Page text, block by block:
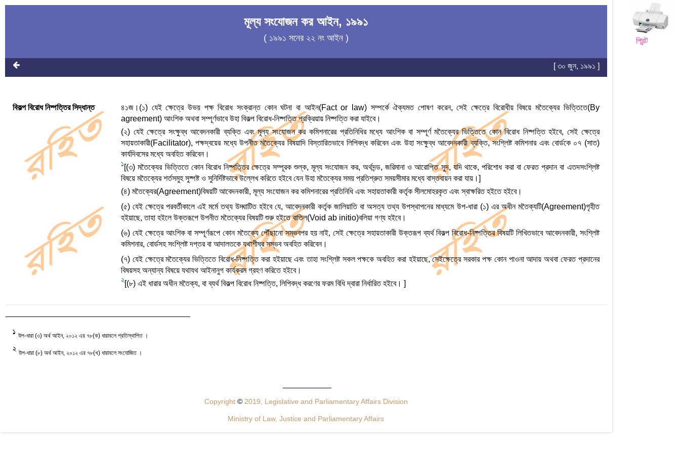
প্রিন্ট
মূল্য সংযোজন কর আইন, ১৯৯১
( ১৯৯১ সনের ২২ নং আইন )
[ ৩০ জুন, ১৯৯১ ]
বিকল্প বিরোধ নিষ্পত্তির সিদ্ধান্ত
৪১জ।(১) যেই ক্ষেত্রে উভয় পক্ষ বিরোধ সংক্রান্ত কোন ঘটনা বা আইন(Fact or law) সম্পর্কে ঐক্যমত পোষণ করেন, সেই ক্ষেত্রে বিরোধীয় বিষয়ে মতৈক্যের ভিত্তিতে(By
agreement) আংশিক অথবা সম্পূর্ণভাবে উহা বিকল্প বিরোধ-নিষ্পত্তি প্রক্রিয়ায় নিষ্পত্তি করা যাইবে।
(২) যেই ক্ষেত্রে সংক্ষুব্ধ আবেদনকারী ব্যক্তি এবং মূল্য সংযোজন কর কমিশনারের প্রতিনিধির মধ্যে আংশিক বা সম্পূর্ণ মতৈক্যের ভিত্তিতে কোন বিরোধ নিষ্পত্তি হইবে, সেই ক্ষেত্রে
সহায়তাকারী(Facilitator), পক্ষদ্বয়ের মধ্যে উপনীত মতৈক্যের বিষয়াদি বিস্তারিতভাবে লিপিবদ্ধ করিবেন এবং উহা সংক্ষুব্ধ আবেদনকারী ব্যক্তি, সংশ্লিষ্ট কমিশনার এবং বোর্ডকে ০৭ (সাত)
কার্যদিবসের মধ্যে অবহিত করিবেন।
1[(৩) মতৈক্যের ভিত্তিতে কোন বিরোধ নিষ্পত্তির ক্ষেত্রে সম্পূরক শুল্ক, মূল্য সংযোজন কর, অর্থদন্ড, জরিমানা ও আরোপিত সুদ, যদি থাকে, পরিশোধ করা বা ফেরত প্রদান বা এতদসংশ্লিষ্ট
বিষয়ে মতৈক্যের শর্তসমুহ সুষ্পষ্ট ও সুনির্দিষ্টভাবে উল্লেখ করিতে হইবে যেন উহা মতৈক্যের সময় প্রতিশ্রুত সময়সীমার মধ্যে বাস্তবায়ন করা যায়।]
(৪) মতৈক্যের(Agreement)বিষয়টি আবেদনকারী, মূল্য সংযোজন কর কমিশনারের প্রতিনিধি এবং সহায়তাকারী কর্তৃক সীলমোহরকৃত এবং স্বাক্ষরিত হইতে হইবে।
(৫) যেই ক্ষেত্রে পরবর্তীকালে এই মর্মে তথ্য উদ্ঘাটিত হইবে যে, আবেদনকারী কর্তৃক জালিয়াতি বা অসত্য তথ্য উপস্থাপনের মাধ্যমে উপ-ধারা (১) এর অধীন মতৈক্যটি(Agreement)গৃহীত
হইয়াছে, তাহা হইলে উক্তরূপে উপনীত মতৈক্যের বিষয়টি শুরু হইতে বাতিল(Void ab initio)বলিয়া গণ্য হইবে।
(৬) যেই ক্ষেত্রে আংশিক বা সম্পূর্ণরূপে কোন মতৈক্যে পৌঁছানো সম্ভবপর হয় নাই, সেই ক্ষেত্রে সহায়তাকারী উক্তরূপ ব্যর্থ বিকল্প বিরোধ-নিষ্পত্তির বিষয়টি লিখিতভাবে আবেদনকারী, সংশ্লিষ্ট
কমিশনার, বোর্ডসহ সংশ্লিষ্ট দপ্তর বা আদালতকে যথাশীঘ্র সম্ভব অবহিত করিবেন।
(৭) যেই ক্ষেত্রে মতৈক্যের ভিত্তিতে বিরোধ-নিষ্পত্তি করা হইয়াছে এবং তাহা সংশ্লিষ্ট সকল পক্ষকে অবহিত করা হইয়াছে, সেইক্ষেত্রে সরকার পক্ষ কোন পাওনা আদায় অথবা ফেরত প্রদানের
বিষয়সহ অন্যান্য বিষয়ে যথাযথ আইনানুগ কার্যক্রম গ্রহণ করিতে হইবে।
2[(৮) এই ধারার অধীন মতৈক্য, বা ব্যর্থ বিকল্প বিরোধ নিষ্পত্তি, লিপিবদ্ধ করণের ফরম বিধি দ্বারা নির্ধারিত হইবে। ]
1 উপ-ধারা (৩) অর্থ আইন, ২০১২ এর ৭৮(ক) ধারাবলে প্রতিস্থাপিত ।
2 উপ-ধারা (৮) অর্থ আইন, ২০১২ এর ৭৮(খ) ধারাবলে সংযোজিত ।
Copyright ©2019, Legislative and Parliamentary Affairs Division
Ministry of Law, Justice and Parliamentary Affairs